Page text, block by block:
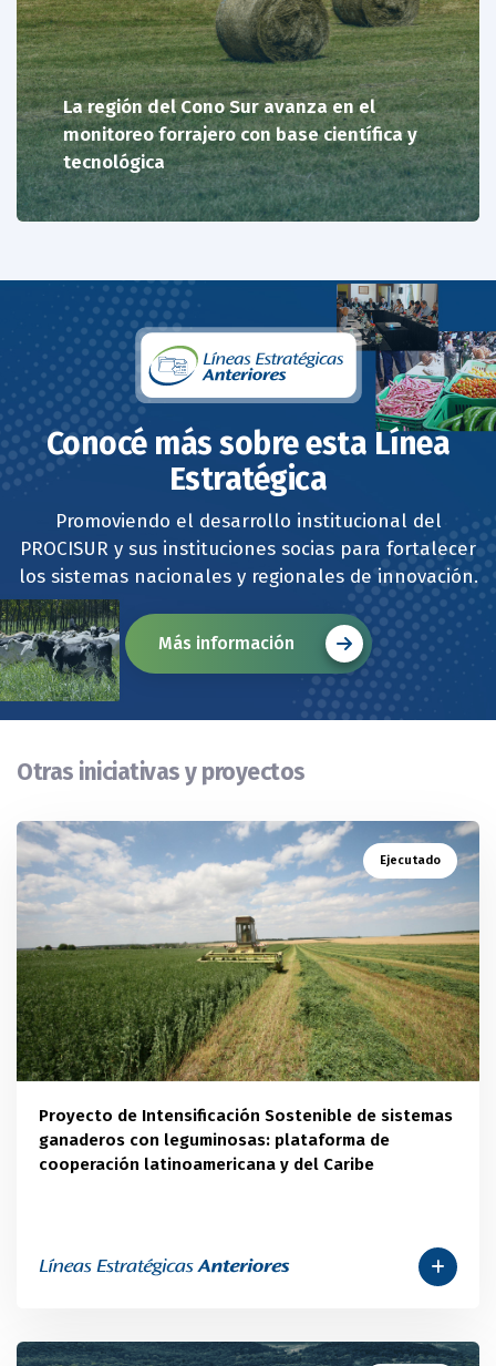
La región del Cono Sur avanza en el
monitoreo forrajero con base científica y
tecnológica
Conocé más sobre esta Línea
Estratégica
Promoviendo el desarrollo institucional del
PROCISUR y sus instituciones socias para fortalecer
los sistemas nacionales y regionales de innovación.
Más información
Otras iniciativas y proyectos
Ejecutado
Proyecto de Intensificación Sostenible de sistemas
ganaderos con leguminosas: plataforma de
cooperación latinoamericana y del Caribe